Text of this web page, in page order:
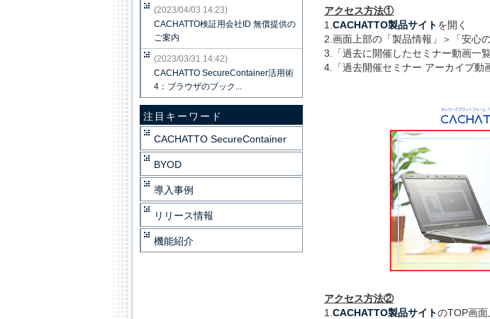
アクセス方法①
1. CACHATTO製品サイトを開く
2.画面上部の「製品情報」＞「安心
3.「過去に開催したセミナー動画一
4.「過去開催セミナー アーカイブ動
アクセス方法②
1. CACHATTO製品サイトのTOP画
(2023/04/03 14:23)
CACHATTO検証用会社ID 無償提供の
ご案内
(2023/03/31 14:42)
CACHATTO SecureContainer活用術
4：ブラウザのブック...
注目キーワード
CACHATTO SecureContainer
BYOD
導入事例
リリース情報
機能紹介